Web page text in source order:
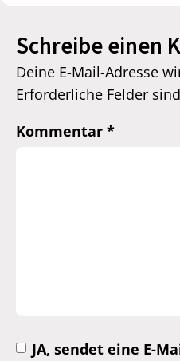
Schreibe einen
Deine E-Mail-Adresse
Erforderliche Felder
Kommentar *
JA, sendet eine E-